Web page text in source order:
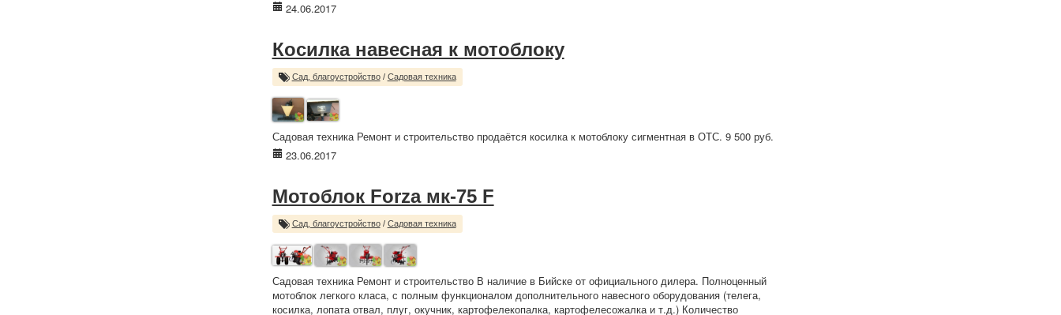
24.06.2017
Косилка навесная к мотоблоку
Сад, благоустройство/ Садовая техника
Садовая техника Ремонт и строительство продаётся косилка к мотоблоку сигментная в ОТС. 9 500 руб.
23.06.2017
Мотоблок Forza мк-75 F
Сад, благоустройство/ Садовая техника
Садовая техника Ремонт и строительство В наличие в Бийске от официального дилера. Полноценный
мотоблок легкого класа, с полным функционалом дополнительного навесного оборудования (телега,
косилка, лопата отвал, плуг, окучник, картофелекопалка, картофелесожалка и т.д.) Количество